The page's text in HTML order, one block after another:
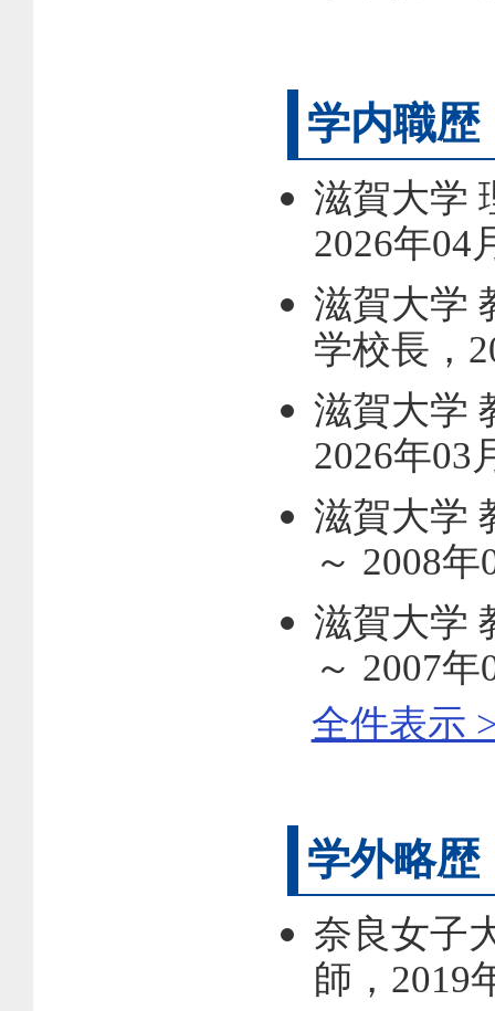
学内職歴
滋賀大学
2026年04
滋賀大学
学校長，
滋賀大学
2026年03
滋賀大学
～ 2008年
滋賀大学
～ 2007年
全件表示
学外略歴
奈良女子
師，2019